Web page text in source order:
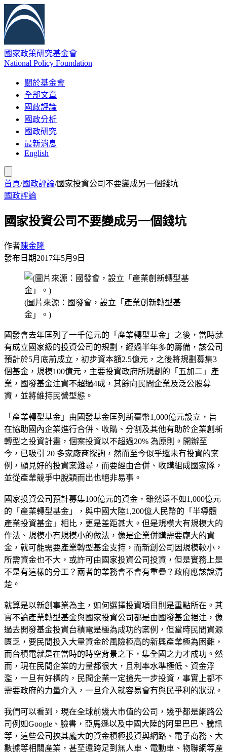
國家政策研究基金會
National Policy Foundation
關於基金會
全部文章
國政評論
國政分析
國政研究
最新消息
English
首頁/國政評論/國家投資公司不要變成另一個錢坑
國政評論
國家投資公司不要變成另一個錢坑
作者陳金隆
發布日期2017年5月9日
(圖片來源：國發會，設立「產業創新轉型基
金」。)
國發會去年匡列了一千億元的「產業轉型基金」之後，當時就
有成立國家級的投資公司的規劃，經過半年多的籌備，該公司
預計於5月底前成立，初步資本額2.5億元，之後將規劃募集3
個基金，規模100億元，主要投資政府所規劃的「五加二」產
業，國發基金注資不超過4成，其餘向民間企業及泛公股募
資，並將維持民營型態。
「產業轉型基金」由國發基金匡列新臺幣1,000億元設立，旨
在協助國內企業進行合併、收購、分割及其他有助於企業創新
轉型之投資計畫，個案投資以不超過20% 為原則。開辦至
今，已吸引 20 多家廠商探詢，然而至今似乎還未有投資的案
例，顯見好的投資案難尋，而要經由合併、收購組成國家隊，
並從產業競爭中脫穎而出也絕非易事。
國家投資公司預計募集100億元的資金，雖然遠不如1,000億元
的「產業轉型基金」，與中國大陸1,200億人民幣的「半導體
產業投資基金」相比，更是差距甚大。但是規模大有規模大的
作法、規模小有規模小的做法，像是企業併購需要龐大的資
金，就可能需要產業轉型基金支持，而新創公司因規模較小，
所需資金也不大，或許可由國家投資公司投資，但是實務上是
不是有這樣的分工？兩者的業務會不會有重疊？政府應該說清
楚。
就算是以新創事業為主，如何選擇投資項目則是重點所在。其
實不論產業轉型基金與國家投資公司都是由國發基金挹注，像
過去開發基金投資台積電是極為成功的案例，但當時民間資源
匱乏，要民間投入大量資金於風險極高的新興產業極為困難，
而台積電就是在當時的時空背景之下，集全國之力才成功。然
而，現在民間企業的力量都很大，且利率水準極低、資金浮
濫，一旦有好標的，民間企業一定搶先一步投資，事實上都不
需要政府的力量介入，一旦介入就容易會有與民爭利的狀況。
我們可以看到，現在全球前幾大市值的公司，幾乎都是網路公
司例如Google、臉書，亞馬遜以及中國大陸的阿里巴巴、騰訊
等，這些公司挾其龐大的資金積極投資與網路、電子商務、大
數據等相關產業，甚至還跨足到無人車、電動車、物聯網等產